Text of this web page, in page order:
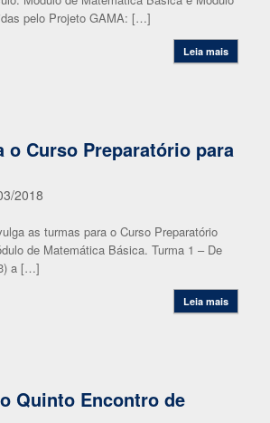
pelo Projeto GAMA: […]
Leia mais
o Curso Preparatório para
2018
as turmas para o Curso Preparatório
de Matemática Básica. Turma 1 – De
a […]
Leia mais
Quinto Encontro de